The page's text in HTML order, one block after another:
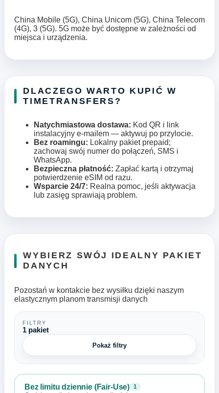
China Mobile (5G), China Unicom (5G), China Telecom
(4G), 3 (5G). 5G może być dostępne w zależności od
miejsca i urządzenia.
DLACZEGO WARTO KUPIĆ W
TIMETRANSFERS?
Natychmiastowa dostawa: Kod QR i link
instalacyjny e-mailem — aktywuj po przylocie.
Bez roamingu: Lokalny pakiet prepaid;
zachowaj swój numer do połączeń, SMS i
WhatsApp.
Bezpieczna płatność: Zapłać kartą i otrzymaj
potwierdzenie eSIM od razu.
Wsparcie 24/7: Realna pomoc, jeśli aktywacja
lub zasięg sprawiają problem.
WYBIERZ SWÓJ IDEALNY PAKIET
DANYCH
Pozostań w kontakcie bez wysiłku dzięki naszym
elastycznym planom transmisji danych
FILTRY
1 pakiet
Pokaż filtry
Bez limitu dziennie (Fair-Use) 1